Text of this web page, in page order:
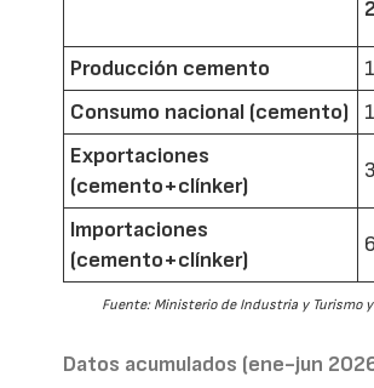
Producción cemento
Consumo nacional (cemento)
Exportaciones
(cemento+clínker)
Importaciones
(cemento+clínker)
Fuente: Ministerio de Industria y Turismo
Datos acumulados (ene-jun